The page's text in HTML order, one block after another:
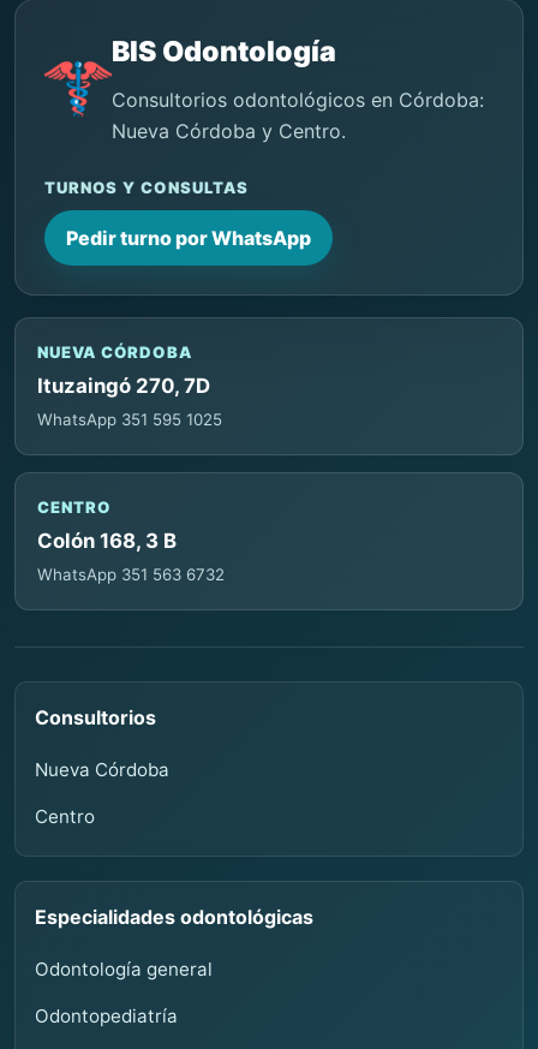
BIS Odontología
Consultorios odontológicos en Córdoba:
Nueva Córdoba y Centro.
TURNOS Y CONSULTAS
Pedir turno por WhatsApp
NUEVA CÓRDOBA
Ituzaingó 270, 7D
WhatsApp 351 595 1025
CENTRO
Colón 168, 3 B
WhatsApp 351 563 6732
Consultorios
Nueva Córdoba
Centro
Especialidades odontológicas
Odontología general
Odontopediatría